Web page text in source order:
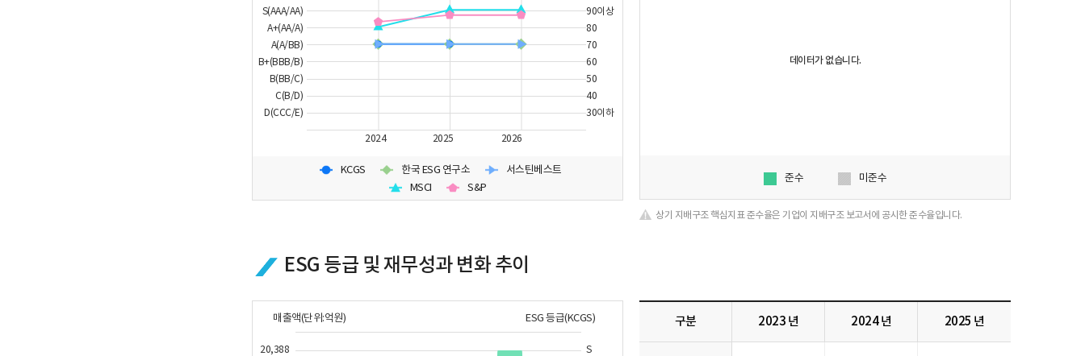
S(AAA/AA)
A+(AA/A)
A(A/BB)
B+(BBB/B)
B(BB/C)
C(B/D)
D(CCC/E)
90이상
80
70
60
50
40
30이하
2024 2025 2026
KCGS 한국 ESG 연구소
서스틴베스트
MSCI
S&P
데이터가 없습니다.
준수 미준수
상기 지배구조 핵심지표 준수율은 기업이 지배구조 보고서에 공시한 준수율입니다.
ESG 등급 및 재무성과 변화 추이
매출액(단위:억원)
20,388
ESG 등급(KCGS)
S
구분 2023 년 2024 년 2025 년